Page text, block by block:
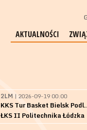
AKTUALNOŚCI
2LM | 2026-09-19 00:00
KKS Tur
ŁKS II Politechnika Łódzka